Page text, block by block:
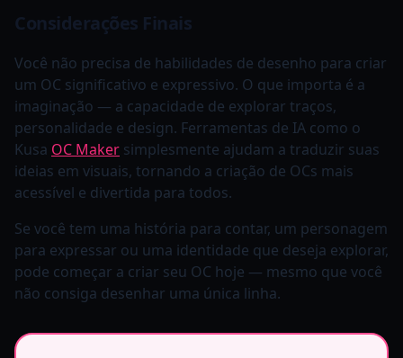
Considerações Finais
Você não precisa de habilidades de desenho para criar
um OC significativo e expressivo. O que importa é a
imaginação — a capacidade de explorar traços,
personalidade e design. Ferramentas de IA como o
Kusa OC Maker simplesmente ajudam a traduzir suas
ideias em visuais, tornando a criação de OCs mais
acessível e divertida para todos.
Se você tem uma história para contar, um personagem
para expressar ou uma identidade que deseja explorar,
pode começar a criar seu OC hoje — mesmo que você
não consiga desenhar uma única linha.